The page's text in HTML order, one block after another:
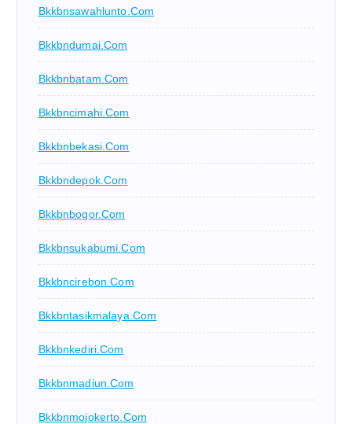
Bkkbnsawahlunto.com
Bkkbndumai.com
Bkkbnbatam.com
Bkkbncimahi.com
Bkkbnbekasi.com
Bkkbndepok.com
Bkkbnbogor.com
Bkkbnsukabumi.com
Bkkbncirebon.com
Bkkbntasikmalaya.com
Bkkbnkediri.com
Bkkbnmadiun.com
Bkkbnmojokerto.com